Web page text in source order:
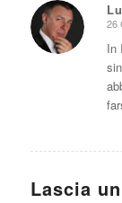
26
In
Lascia